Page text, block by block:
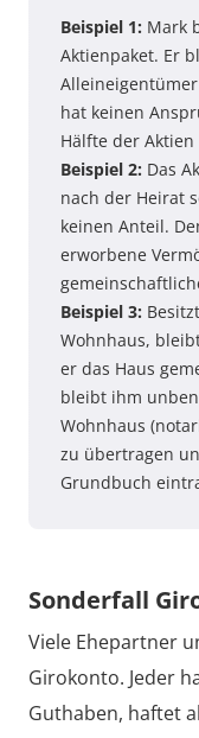
Beispiel 1: Mark
Aktienpaket. Er
hat keinen
Hälfte der
Beispiel 2: Das
nach der Heirat
keinen Anteil.
erworbene
Beispiel 3:
Wohnhaus,
er das Haus
bleibt ihm
Wohnhaus
zu übertragen
Grundbuch
Sonderfall
Viele Ehepartner
Girokonto. Jeder
Guthaben, haftet